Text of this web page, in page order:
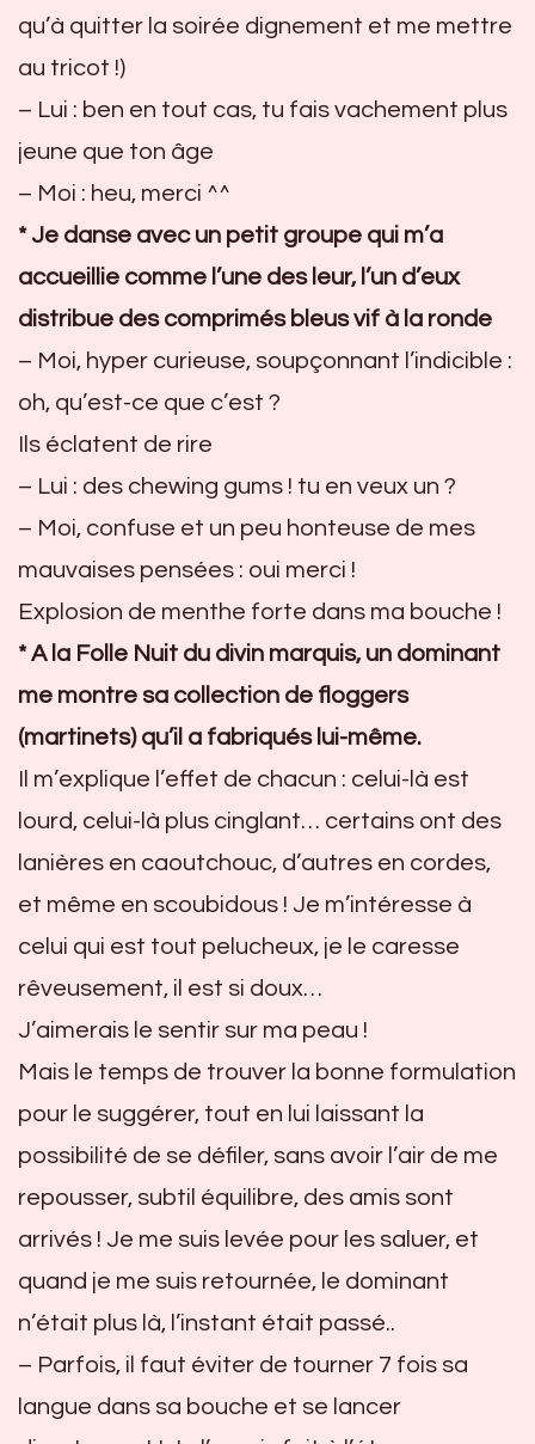
qu’à quitter la soirée dignement et me mettre
au tricot !)
– Lui : ben en tout cas, tu fais vachement plus
jeune que ton âge
– Moi : heu, merci ^^
* Je danse avec un petit groupe qui m’a
accueillie comme l’une des leur, l’un d’eux
distribue des comprimés bleus vif à la ronde
– Moi, hyper curieuse, soupçonnant l’indicible :
oh, qu’est-ce que c’est ?
Ils éclatent de rire
– Lui : des chewing gums ! tu en veux un ?
– Moi, confuse et un peu honteuse de mes
mauvaises pensées : oui merci !
Explosion de menthe forte dans ma bouche !
* A la Folle Nuit du divin marquis, un dominant
me montre sa collection de floggers
(martinets) qu’il a fabriqués lui-même.
Il m’explique l’effet de chacun : celui-là est
lourd, celui-là plus cinglant… certains ont des
lanières en caoutchouc, d’autres en cordes,
et même en scoubidous ! Je m’intéresse à
celui qui est tout pelucheux, je le caresse
rêveusement, il est si doux…
J’aimerais le sentir sur ma peau !
Mais le temps de trouver la bonne formulation
pour le suggérer, tout en lui laissant la
possibilité de se défiler, sans avoir l’air de me
repousser, subtil équilibre, des amis sont
arrivés ! Je me suis levée pour les saluer, et
quand je me suis retournée, le dominant
n’était plus là, l’instant était passé..
– Parfois, il faut éviter de tourner 7 fois sa
langue dans sa bouche et se lancer